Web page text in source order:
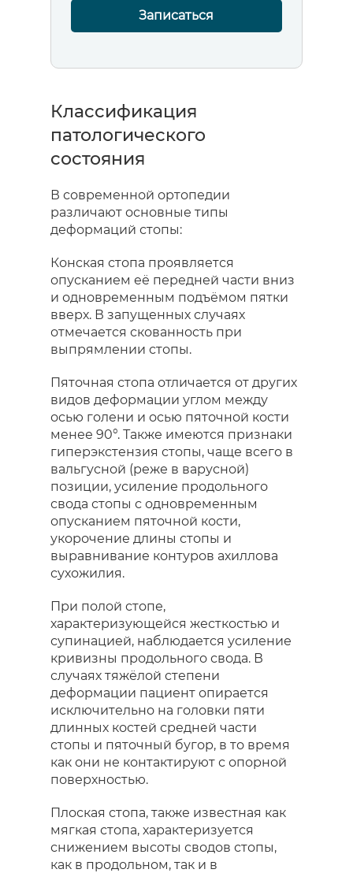
Записаться
Классификация
патологического
состояния
В современной ортопедии
различают основные типы
деформаций стопы:
Конская стопа проявляется
опусканием её передней части вниз
и одновременным подъёмом пятки
вверх. В запущенных случаях
отмечается скованность при
выпрямлении стопы.
Пяточная стопа отличается от других
видов деформации углом между
осью голени и осью пяточной кости
менее 90°. Также имеются признаки
гиперэкстензия стопы, чаще всего в
вальгусной (реже в варусной)
позиции, усиление продольного
свода стопы с одновременным
опусканием пяточной кости,
укорочение длины стопы и
выравнивание контуров ахиллова
сухожилия.
При полой стопе,
характеризующейся жесткостью и
супинацией, наблюдается усиление
кривизны продольного свода. В
случаях тяжёлой степени
деформации пациент опирается
исключительно на головки пяти
длинных костей средней части
стопы и пяточный бугор, в то время
как они не контактируют с опорной
поверхностью.
Плоская стопа, также известная как
мягкая стопа, характеризуется
снижением высоты сводов стопы,
как в продольном, так и в